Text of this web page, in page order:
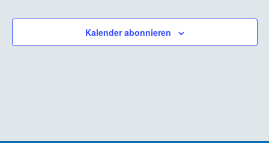
Kalender abonnieren